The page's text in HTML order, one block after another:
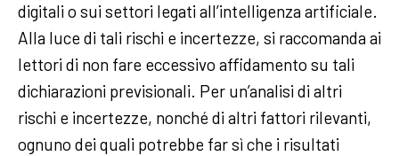
digitali o sui settori legati all’intelligenza artificiale.
Alla luce di tali rischi e incertezze, si raccomanda ai
lettori di non fare eccessivo affidamento su tali
dichiarazioni previsionali. Per un’analisi di altri
rischi e incertezze, nonché di altri fattori rilevanti,
ognuno dei quali potrebbe far sì che i risultati